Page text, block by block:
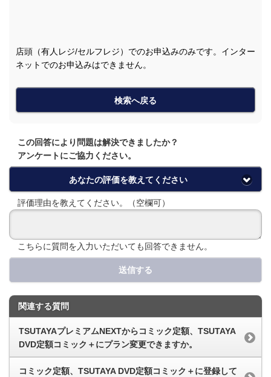
店頭（有人レジ/セルフレジ）でのお申込みのみです。インター
ネットでのお申込みはできません。
検索へ戻る
この回答により問題は解決できましたか？
アンケートにご協力ください。
あなたの評価を教えてください
評価理由を教えてください。（空欄可）
こちらに質問を入力いただいても回答できません。
送信する
関連する質問
TSUTAYAプレミアムNEXTからコミック定額、TSUTAYA
DVD定額コミック＋にプラン変更できますか。
コミック定額、TSUTAYA DVD定額コミック＋に登録して